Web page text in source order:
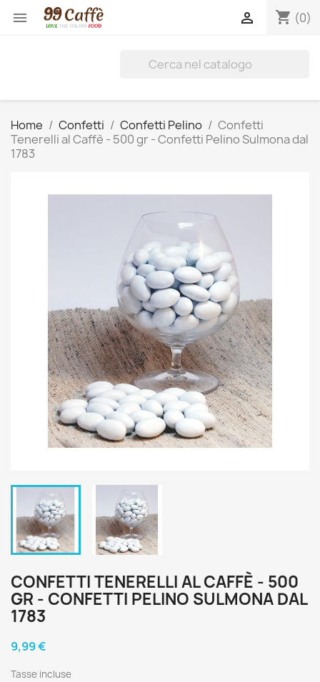
 shopping_cart (0)

Home Confetti Confetti Pelino
Confetti
Tenerelli al Caffè - 500 gr - Confetti Pelino Sulmona dal
1783
CONFETTI TENERELLI AL CAFFÈ - 500
GR - CONFETTI PELINO SULMONA DAL
1783
9,99 €
Tasse incluse